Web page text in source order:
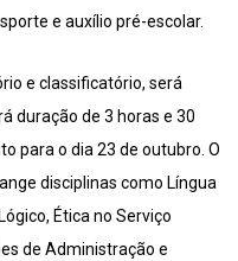
e auxílio pré-escolar.
e classificatório, será
duração de 3 horas e 30
para o dia 23 de outubro. O
disciplinas como Língua
Ética no Serviço
de Administração e